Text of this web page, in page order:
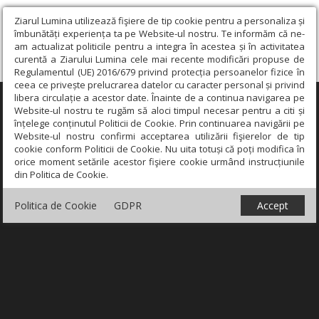
Ziarul Lumina utilizează fişiere de tip cookie pentru a personaliza și
îmbunătăți experiența ta pe Website-ul nostru. Te informăm că ne-
am actualizat politicile pentru a integra în acestea și în activitatea
curentă a Ziarului Lumina cele mai recente modificări propuse de
Regulamentul (UE) 2016/679 privind protecția persoanelor fizice în
ceea ce privește prelucrarea datelor cu caracter personal și privind
libera circulație a acestor date. Înainte de a continua navigarea pe
Website-ul nostru te rugăm să aloci timpul necesar pentru a citi și
înțelege conținutul Politicii de Cookie. Prin continuarea navigării pe
Website-ul nostru confirmi acceptarea utilizării fişierelor de tip
cookie conform Politicii de Cookie. Nu uita totuși că poți modifica în
orice moment setările acestor fişiere cookie urmând instrucțiunile
din Politica de Cookie.
Politica de Cookie GDPR Accept
×